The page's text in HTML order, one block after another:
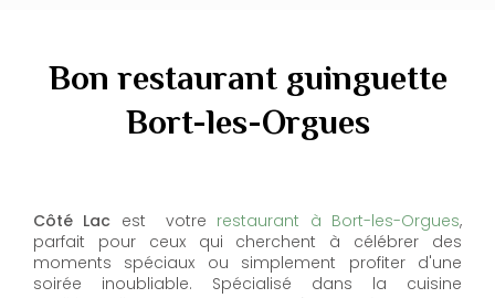
Bon restaurant guinguette
Bort-les-Orgues
Côté Lac est votre restaurant à Bort-les-Orgues,
parfait pour ceux qui cherchent à célébrer des
moments spéciaux ou simplement profiter d'une
soirée inoubliable. Spécialisé dans la cuisine